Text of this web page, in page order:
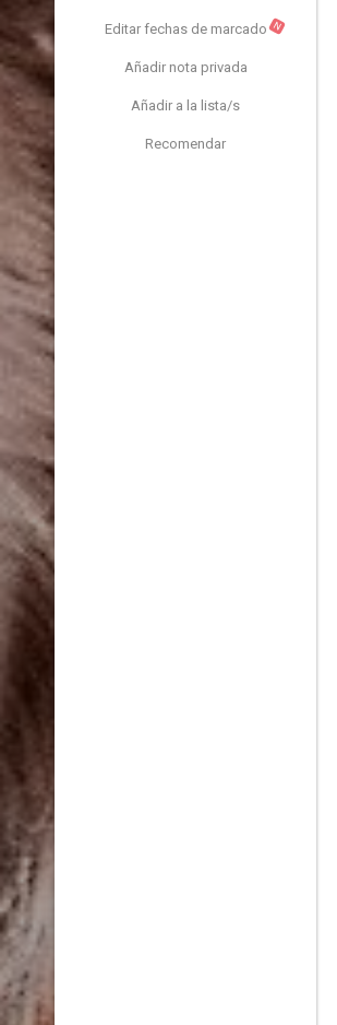
Editar fechas de marcado N
Añadir nota privada
Añadir a la lista/s
Recomendar